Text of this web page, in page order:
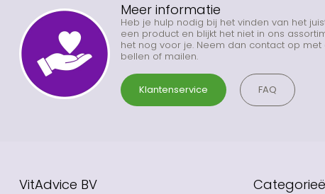
Meer informatie
Heb je hulp nodig bij het vinden van het
een product en blijkt het niet in ons
het nog voor je. Neem dan contact op met
bellen of mailen.
Klantenservice FAQ
VitAdvice BV